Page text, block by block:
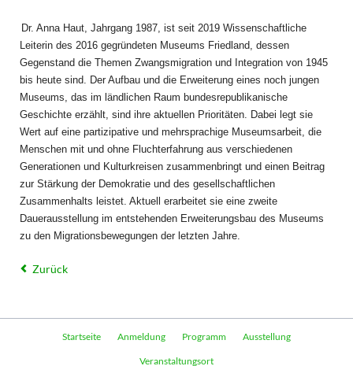
Dr. Anna Haut, Jahrgang 1987, ist seit 2019 Wissenschaftliche
Leiterin des 2016 gegründeten Museums Friedland, dessen
Gegenstand die Themen Zwangsmigration und Integration von 1945
bis heute sind. Der Aufbau und die Erweiterung eines noch jungen
Museums, das im ländlichen Raum bundesrepublikanische
Geschichte erzählt, sind ihre aktuellen Prioritäten. Dabei legt sie
Wert auf eine partizipative und mehrsprachige Museumsarbeit, die
Menschen mit und ohne Fluchterfahrung aus verschiedenen
Generationen und Kulturkreisen zusammenbringt und einen Beitrag
zur Stärkung der Demokratie und des gesellschaftlichen
Zusammenhalts leistet. Aktuell erarbeitet sie eine zweite
Dauerausstellung im entstehenden Erweiterungsbau des Museums
zu den Migrationsbewegungen der letzten Jahre.
Zurück
Navigation
Startseite Anmeldung Programm Ausstellung
Veranstaltungsort